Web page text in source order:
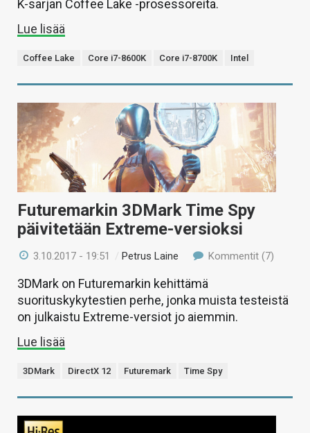
K-sarjan Coffee Lake -prosessoreita.
Lue lisää
Coffee Lake Core i7-8600K Core i7-8700K Intel
Futuremarkin 3DMark Time Spy
päivitetään Extreme-versioksi
3.10.2017 - 19:51 /Petrus Laine Kommentit (7)
3DMark on Futuremarkin kehittämä
suorituskykytestien perhe, jonka muista testeistä
on julkaistu Extreme-versiot jo aiemmin.
Lue lisää
3DMark DirectX 12 Futuremark Time Spy